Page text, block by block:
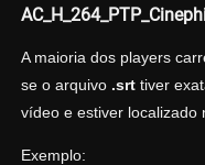
A maioria dos players
se o arquivo .srttiver
vídeo e estiver localizado
Exemplo: